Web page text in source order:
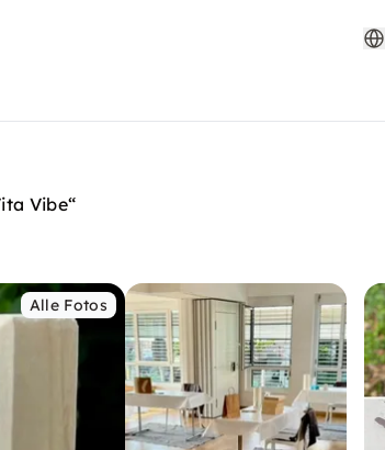
Vibe“
Alle Fotos